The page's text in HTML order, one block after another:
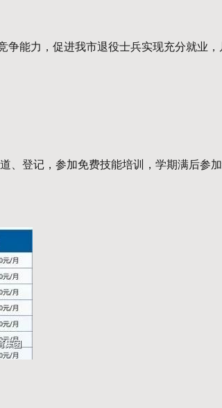
能力，促进我市退役士兵实现充分就业
登记，参加免费技能培训，学期满后参加